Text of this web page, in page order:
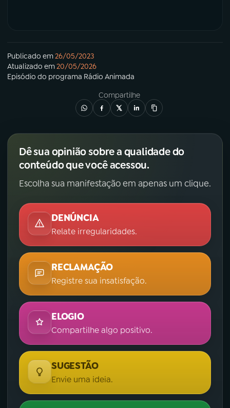
Publicado em26/05/2023
Atualizado em20/05/2026
Episódio do programa Rádio Animada
Compartilhe
Dê sua opinião sobre a qualidade do
conteúdo que você acessou.
Escolha sua manifestação em apenas um clique.
DENÚNCIA
Relate irregularidades.
RECLAMAÇÃO
Registre sua insatisfação.
ELOGIO
Compartilhe algo positivo.
SUGESTÃO
Envie uma ideia.